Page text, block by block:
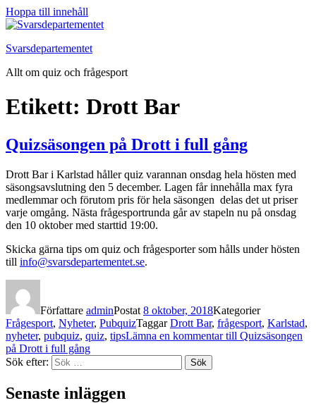
Hoppa till innehåll
Svarsdepartementet
Allt om quiz och frågesport
Etikett: Drott Bar
Quizsäsongen på Drott i full gång
Drott Bar i Karlstad håller quiz varannan onsdag hela hösten med
säsongsavslutning den 5 december. Lagen får innehålla max fyra
medlemmar och förutom pris för hela säsongen delas det ut priser
varje omgång. Nästa frågesportrunda går av stapeln nu på onsdag
den 10 oktober med starttid 19:00.
Skicka gärna tips om quiz och frågesporter som hålls under hösten
till info@svarsdepartementet.se.
Författare adminPostat 8 oktober, 2018Kategorier
Frågesport, Nyheter, PubquizTaggarDrott Bar, frågesport, Karlstad,
nyheter, pubquiz, quiz, tipsLämna en kommentartill Quizsäsongen
på Drott i full gång
Sök efter:
Sök
Senaste inläggen